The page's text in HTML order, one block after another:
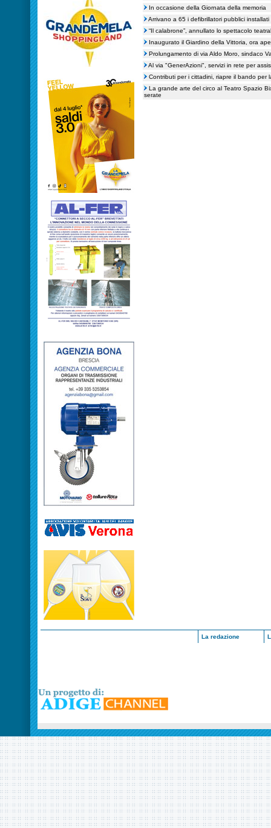
In occasione della Giornata della memoria
Arrivano a 65 i defibrillatori pubblici
“Il calabrone”, annullato lo spettacolo
Inaugurato il Giardino della Vittoria, ora
Prolungamento di via Aldo Moro, sindaco
Al via "GenerAzioni", servizi in rete per
Contributi per i cittadini, riapre il bando per
La grande arte del circo al Teatro Spazio
serate
La redazione